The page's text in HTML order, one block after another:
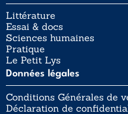
Littérature
Essai & docs
Sciences humaines
Pratique
Le Petit Lys
Données légales
Conditions Générales de
Déclaration de